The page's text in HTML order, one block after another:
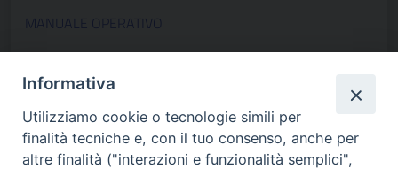
MANUALE OPERATIVO
DM 6 Settembre 2023
DM 23 dicembre 2025
Informazioni
mail :crf.formazione@izsler.it
Informativa
Utilizziamo cookie o tecnologie simili per
finalità tecniche e, con il tuo consenso, anche per
altre finalità ("interazioni e funzionalità semplici",